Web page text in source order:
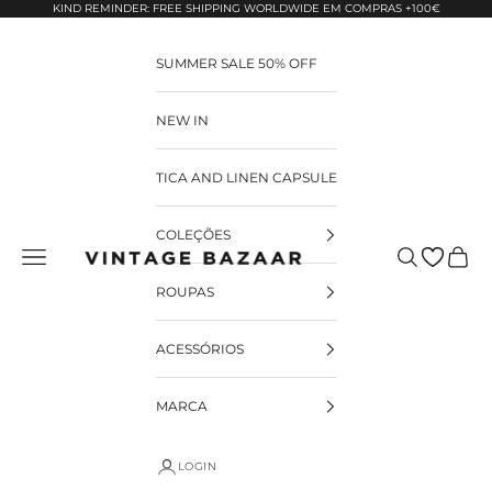
Pular para o conteúdo
KIND REMINDER: FREE SHIPPING WORLDWIDE EM COMPRAS +100€
Vintage Bazaar Pesquisar
SUMMER SALE 50% OFF
NEW IN
TICA AND LINEN CAPSULE
COLEÇÕES
ROUPAS
ACESSÓRIOS
MARCA
LOGIN